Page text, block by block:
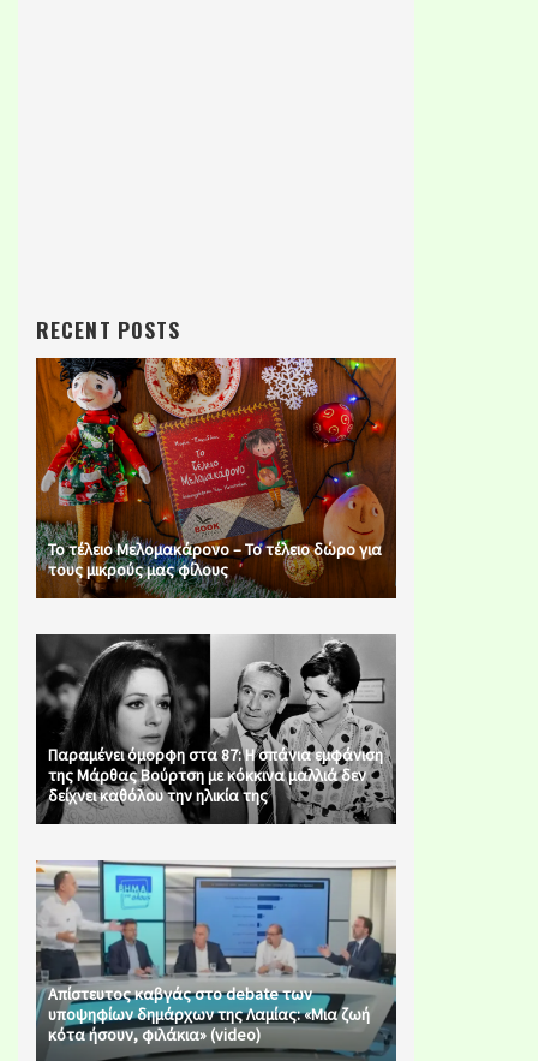
RECENT POSTS
Το τέλειο Μελομακάρονο – Το τέλειο δώρο για
τους μικρούς μας φίλους
Παραμένει όμορφη στα 87: Η σπάνια εμφάνιση
της Μάρθας Βούρτση με κόκκινα μαλλιά δεν
δείχνει καθόλου την ηλικία της
Απίστευτος καβγάς στο debate των
υποψηφίων δημάρχων της Λαμίας: «Μια ζωή
κότα ήσουν, φιλάκια» (video)